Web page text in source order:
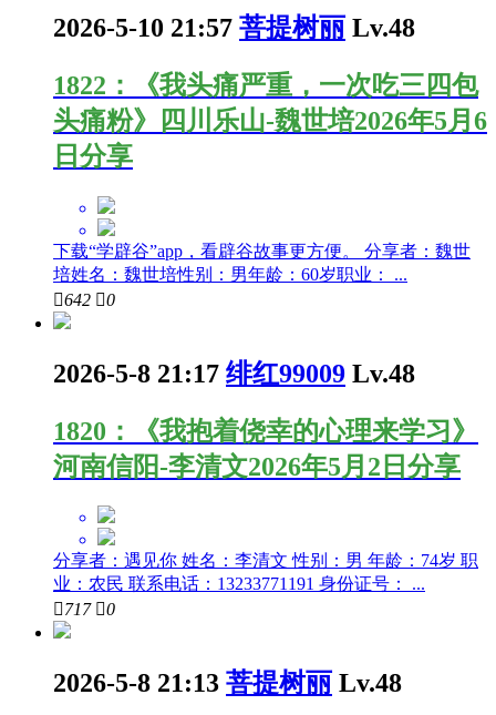
2026-5-10 21:57 菩提树丽 Lv.48
1822：《我头痛严重，一次吃三四包
头痛粉》四川乐山-魏世培2026年5月6
日分享
下载“学辟谷”app，看辟谷故事更方便。 分享者：魏世
培姓名：魏世培性别：男年龄：60岁职业： ...
642 0
2026-5-8 21:17 绯红99009 Lv.48
1820：《我抱着侥幸的心理来学习》
河南信阳-李清文2026年5月2日分享
分享者：遇见你 姓名：李清文 性别：男 年龄：74岁 职
业：农民 联系电话：13233771191 身份证号： ...
717 0
2026-5-8 21:13 菩提树丽 Lv.48